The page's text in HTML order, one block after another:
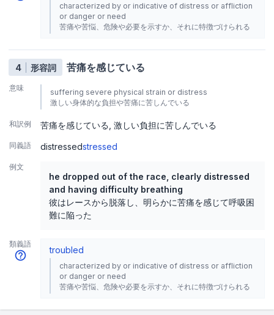
characterized by or indicative of distress or affliction
or danger or need
苦痛や苦悩、危険や必要を示すか、それに特徴づけられる
4 形容詞 苦痛を感じている
意味
suffering severe physical strain or distress
激しい身体的な負担や苦痛に苦しんでいる
和訳例 苦痛を感じている 激しい負担に苦しんでいる
同義語 distressedstressed
例文
he dropped out of the race, clearly distressed
and having difficulty breathing
彼はレースから脱落し、明らかに苦痛を感じて呼吸困
難に陥った
類義語
troubled
characterized by or indicative of distress or affliction
or danger or need
苦痛や苦悩、危険や必要を示すか、それに特徴づけられる